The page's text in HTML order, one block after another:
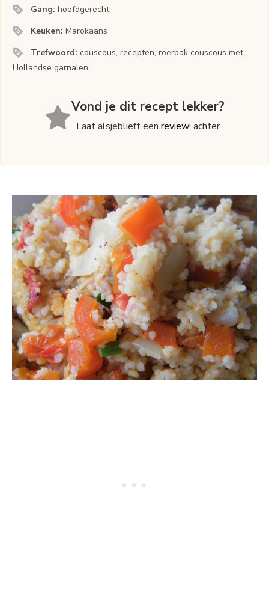
Gang:hoofdgerecht
Keuken:Marokaans
Trefwoord: couscous, recepten, roerbak couscous met
Hollandse garnalen
Vond je dit recept lekker?
Laat alsjeblieft eenreview! achter